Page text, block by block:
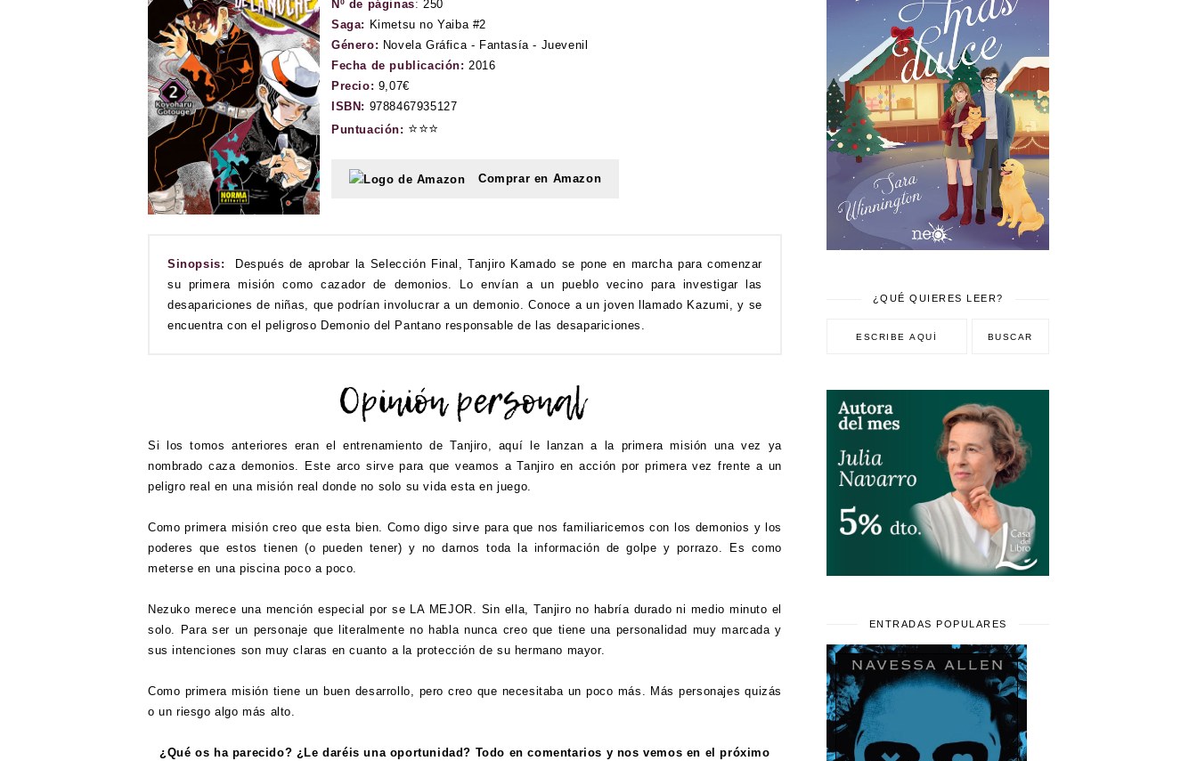
Nº de páginas: 250
Saga: Kimetsu no Yaiba #2
Género: Novela Gráfica - Fantasía - Juevenil
Fecha de publicación:2016
Precio: 9,07€
ISBN: 9788467935127
Puntuación: ⭐⭐⭐
Comprar en Amazon
Sinopsis:
Después de aprobar la Selección Final, Tanjiro Kamado se pone en marcha para comenzar
su primera misión como cazador de demonios. Lo envían a un pueblo vecino para investigar las
desapariciones de niñas, que podrían involucrar a un demonio. Conoce a un joven llamado Kazumi, y se
encuentra con el peligroso Demonio del Pantano responsable de las desapariciones.
Si los tomos anteriores eran el entrenamiento de Tanjiro, aquí le lanzan a la primera misión una vez ya
nombrado caza demonios. Este arco sirve para que veamos a Tanjiro en acción por primera vez frente a un
peligro real en una misión real donde no solo su vida esta en juego.
Como primera misión creo que esta bien. Como digo sirve para que nos familiaricemos con los demonios y los
poderes que estos tienen (o pueden tener) y no darnos toda la información de golpe y porrazo. Es como
meterse en una piscina poco a poco.
Nezuko merece una mención especial por se LA MEJOR. Sin ella, Tanjiro no habría durado ni medio minuto el
solo. Para ser un personaje que literalmente no habla nunca creo que tiene una personalidad muy marcada y
sus intenciones son muy claras en cuanto a la protección de su hermano mayor.
Como primera misión tiene un buen desarrollo, pero creo que necesitaba un poco más. Más personajes quizás
o un riesgo algo más alto.
¿Qué os ha parecido? ¿Le daréis una oportunidad? Todo en comentarios y nos vemos en el próximo
¿QUÉ QUIERES LEER?
ENTRADAS POPULARES